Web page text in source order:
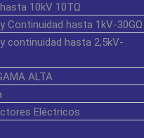
10kV 10TΩ
Continuidad hasta 1kV-30GΩ
continuidad hasta 2,5kV-
ALTA
Eléctricos